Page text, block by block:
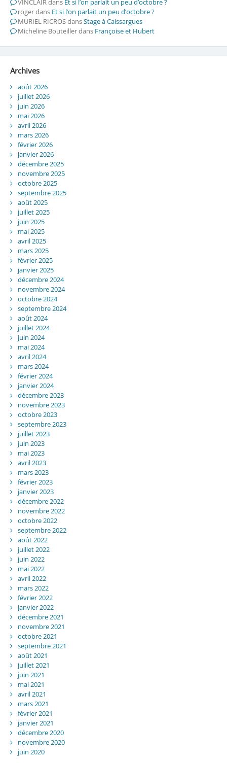
VINCLAIRdans Et si l’on parlait un peu d’octobre ?
rogerdans Et si l’on parlait un peu d’octobre ?
MURIEL RICROSdansStage à Caissargues
Micheline Bouteillerdans Françoise et Hubert
Archives
août 2026
juillet 2026
juin 2026
mai 2026
avril 2026
mars 2026
février 2026
janvier 2026
décembre 2025
novembre 2025
octobre 2025
septembre 2025
août 2025
juillet 2025
juin 2025
mai 2025
avril 2025
mars 2025
février 2025
janvier 2025
décembre 2024
novembre 2024
octobre 2024
septembre 2024
août 2024
juillet 2024
juin 2024
mai 2024
avril 2024
mars 2024
février 2024
janvier 2024
décembre 2023
novembre 2023
octobre 2023
septembre 2023
juillet 2023
juin 2023
mai 2023
avril 2023
mars 2023
février 2023
janvier 2023
décembre 2022
novembre 2022
octobre 2022
septembre 2022
août 2022
juillet 2022
juin 2022
mai 2022
avril 2022
mars 2022
février 2022
janvier 2022
décembre 2021
novembre 2021
octobre 2021
septembre 2021
août 2021
juillet 2021
juin 2021
mai 2021
avril 2021
mars 2021
février 2021
janvier 2021
décembre 2020
novembre 2020
juin 2020